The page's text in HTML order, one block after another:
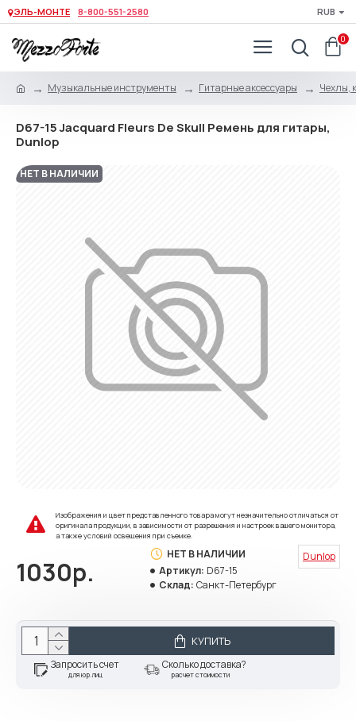
ЭЛЬ-МОНТЕ 8-800-551-2580 RUB
0
Музыкальные инструменты Гитарные аксессуары Чехлы,
D67-15 Jacquard Fleurs De Skull Ремень для гитары,
Dunlop
НЕТ В НАЛИЧИИ
Изображения и цвет представленного товара могут незначительно отличаться от
оригинала продукции, в зависимости от разрешения и настроек вашего монитора,
а также условий освещения при съемке.
1030р.
НЕТ В НАЛИЧИИ
Артикул: D67-15
Склад: Санкт-Петербург
Dunlop
КУПИТЬ
Запросить счет
для юр.лиц
Сколько доставка?
расчет стоимости